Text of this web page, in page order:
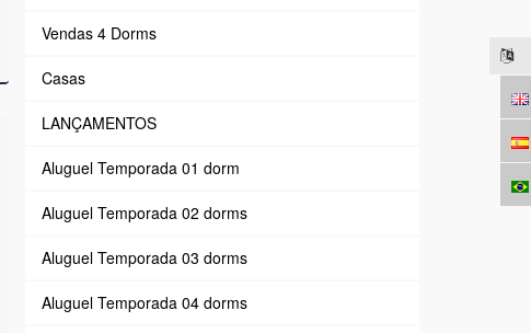
Vendas 4 Dorms
Casas
LANÇAMENTOS
Aluguel Temporada 01 dorm
Aluguel Temporada 02 dorms
Aluguel Temporada 03 dorms
Aluguel Temporada 04 dorms